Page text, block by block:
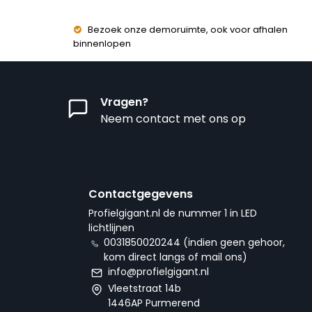
Bezoek onze demoruimte, ook voor afhalen
binnenlopen
Vragen?
Neem contact met ons op
Contactgegevens
Profielgigant.nl de nummer 1 in LED
lichtlijnen
0031850020244 (indien geen gehoor,
kom direct langs of mail ons)
info@profielgigant.nl
Vleetstraat 14b
1446AP Purmerend